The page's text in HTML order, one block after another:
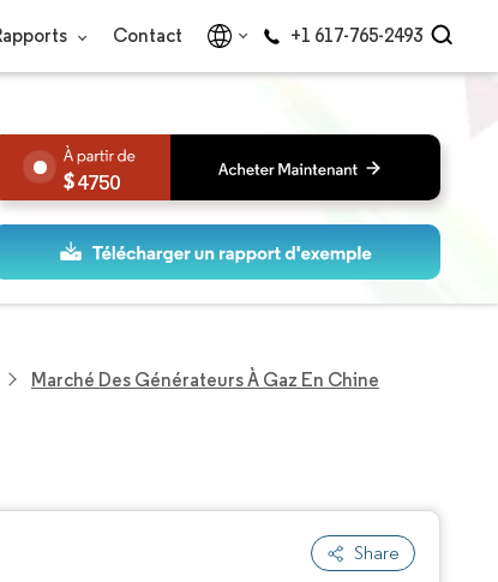
Contact +1 617-765-2493
4750
Marché Des Générateurs À Gaz En Chine
Share